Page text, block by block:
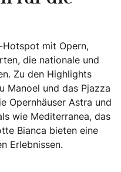
mit Opern,
die nationale und
Zu den Highlights
Manoel und das Pjazza
Opernhäuser Astra und
wie Mediterranea, das
Bianca bieten eine
Erlebnissen.